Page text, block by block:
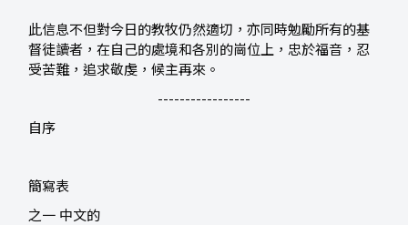
此信息不但對今日的教牧仍然適切，亦同時勉勵所有的基
督徒讀者，在自己的處境和各別的崗位上，忠於福音，忍
受苦難，追求敬虔，候主再來。
-----------------
自序
簡寫表
之一 中文的